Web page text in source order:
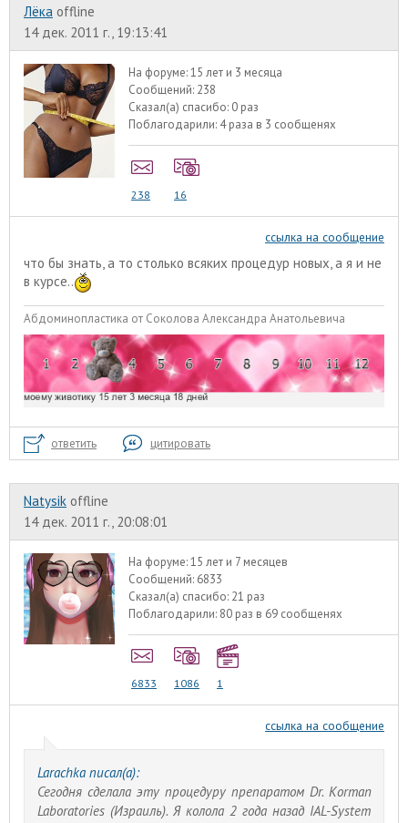
Лёка offline
14 дек. 2011 г., 19:13:41
На форуме:15 лет и 3 месяца
Сообщений: 238
Сказал(а) спасибо: 0 раз
Поблагодарили: 4 раза в 3 сообщенях
238 16
ссылка на сообщение
что бы знать, а то столько всяких процедур новых, а я и не
в курсе..
Абдоминопластика от Соколова Александра Анатольевича
ответить цитировать
Natysik offline
14 дек. 2011 г., 20:08:01
На форуме:15 лет и 7 месяцев
Сообщений: 6833
Сказал(а) спасибо: 21 раз
Поблагодарили: 80 раз в 69 сообщенях
6833 1086 1
ссылка на сообщение
Larachka писал(а):
Сегодня сделала эту процедуру препаратом Dr. Korman
Laboratories (Израиль). Я колола 2 года назад IAL-System